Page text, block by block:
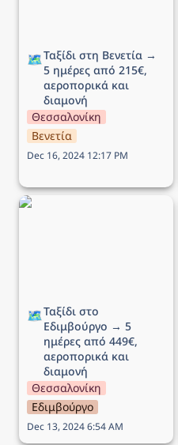
🗺️Ταξίδι στη Βενετία →
5 ημέρες από 215€,
αεροπορικά και
διαμονή
Θεσσαλονίκη
Βενετία
Dec 16, 2024 12:17 PM
Ταξίδι στο Εδιμβούργο →
🗺️Ταξίδι στο
Εδιμβούργο → 5
ημέρες από 449€,
αεροπορικά και
διαμονή
Θεσσαλονίκη
Εδιμβούργο
Dec 13, 2024 6:54 AM